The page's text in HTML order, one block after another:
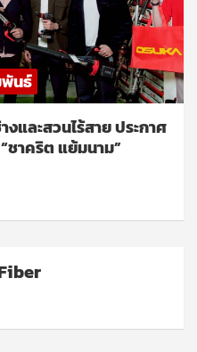
พันธ์
และสวนไร้สาย ประกาศ
ชาคริต แย้มนาม”